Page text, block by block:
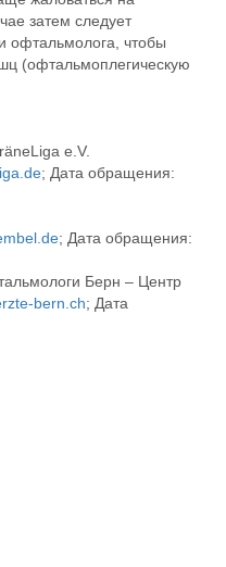
затем следует
офтальмолога, чтобы
(офтальмоплегическую
e.V.
; Дата обращения:
; Дата обращения:
Берн – Центр
bern.ch; Дата